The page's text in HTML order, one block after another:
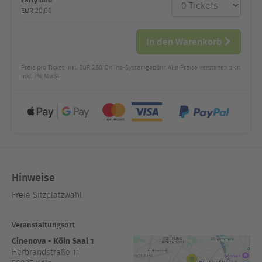
und Preis
EUR 20,00
In den Warenkorb
Preis pro Ticket inkl. EUR 2,50 Online-Systemgebühr. Alle Preise verstehen sich
inkl. 7% MwSt.
Hinweise
Freie Sitzplatzwahl
Veranstaltungsort
Cinenova - Köln Saal 1
Herbrandstraße 11